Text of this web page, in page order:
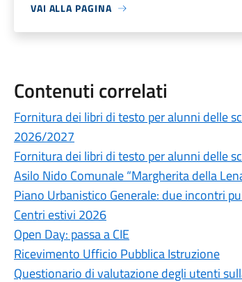
VAI ALLA PAGINA
Contenuti correlati
Fornitura dei libri di testo per alunni delle
2026/2027
Fornitura dei libri di testo per alunni delle
Asilo Nido Comunale “Margherita della
Piano Urbanistico Generale: due incontri
Centri estivi 2026
Open Day: passa a CIE
Ricevimento Ufficio Pubblica Istruzione
Questionario di valutazione degli utenti